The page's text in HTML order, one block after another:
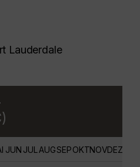
Lauderdale
JUN JUL AUGSEPOKTNOVDEZ